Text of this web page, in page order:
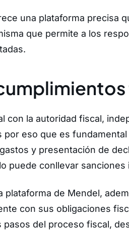
una plataforma precisa
que permite a los
con la autoridad fiscal,
por eso que es
y presentación de
puede conllevar sanciones
plataforma de Mendel,
con sus obligaciones
del proceso fiscal,